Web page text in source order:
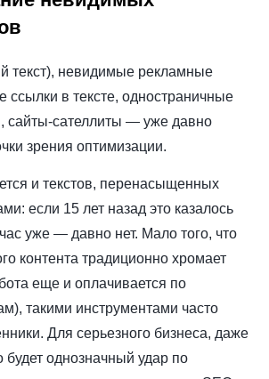
текст), невидимые рекламные
ссылки в тексте, одностраничные
сайты-сателлиты — уже давно
зрения оптимизации.
и текстов, перенасыщенных
если 15 лет назад это казалось
уже — давно нет. Мало того, что
контента традиционно хромает
еще и оплачивается по
такими инструментами часто
Для серьезного бизнеса, даже
будет однозначный удар по